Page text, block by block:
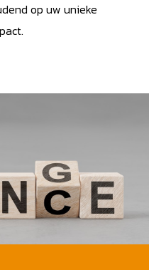
op uw unieke